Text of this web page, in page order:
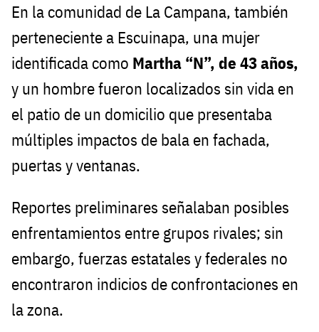
En la comunidad de La Campana, también
perteneciente a Escuinapa, una mujer
identificada como Martha “N”, de 43 años,
y un hombre fueron localizados sin vida en
el patio de un domicilio que presentaba
múltiples impactos de bala en fachada,
puertas y ventanas.
Reportes preliminares señalaban posibles
enfrentamientos entre grupos rivales; sin
embargo, fuerzas estatales y federales no
encontraron indicios de confrontaciones en
la zona.